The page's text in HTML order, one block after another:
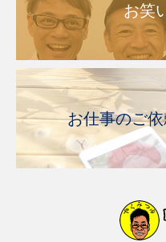
お笑
お仕事のご